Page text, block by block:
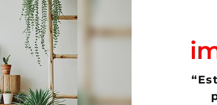
Productos